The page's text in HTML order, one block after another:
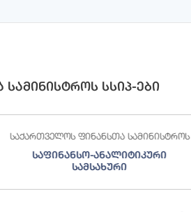
სსიპ-ები
საქართველოს ფინანსთა სამინისტროს
საფინანსო-ანალიტიკური
სამსახური